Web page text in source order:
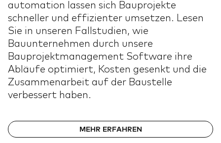
automation lassen sich Bauprojekte
schneller und effizienter umsetzen. Lesen
Sie in unseren Fallstudien, wie
Bauunternehmen durch unsere
Bauprojektmanagement Software ihre
Abläufe optimiert, Kosten gesenkt und die
Zusammenarbeit auf der Baustelle
verbessert haben.
MEHR ERFAHREN